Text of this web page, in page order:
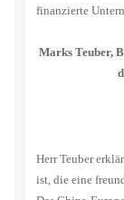
finanzierte
Marks Teuber,
Herr Teuber
ist, die eine